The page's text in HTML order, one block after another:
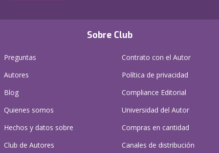
Sobre Club
Preguntas
Autores
Blog
Quienes somos
Hechos y datos sobre
Club de Autores
Contrato con el Autor
Política de privacidad
Compliance Editorial
Universidad del Autor
Compras en cantidad
Canales de distribución